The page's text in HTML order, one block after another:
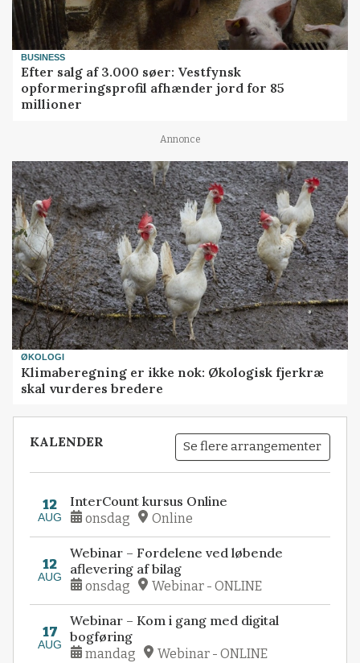
BUSINESS
Efter salg af 3.000 søer: Vestfynsk
opformeringsprofil afhænder jord for 85
millioner
Annonce
ØKOLOGI
Klimaberegning er ikke nok: Økologisk fjerkræ
skal vurderes bredere
KALENDER Se flere arrangementer
12
AUG
InterCount kursus Online
onsdag Online
12
AUG
Webinar – Fordelene ved løbende
aflevering af bilag
onsdag Webinar - ONLINE
17
AUG
Webinar – Kom i gang med digital
bogføring
mandag Webinar - ONLINE